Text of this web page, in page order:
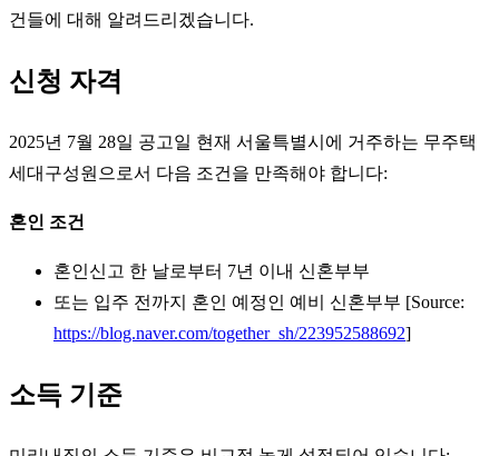
건들에 대해 알려드리겠습니다.
신청 자격
2025년 7월 28일 공고일 현재 서울특별시에 거주하는 무주택
세대구성원으로서 다음 조건을 만족해야 합니다:
혼인 조건
혼인신고 한 날로부터 7년 이내 신혼부부
또는 입주 전까지 혼인 예정인 예비 신혼부부 [Source:
https://blog.naver.com/together_sh/223952588692]
소득 기준